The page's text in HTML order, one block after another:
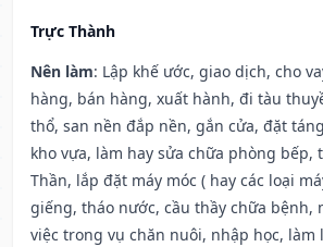
Trực Thành
Nên làm: Lập khế ước, giao dịch, cho
hàng, bán hàng, xuất hành, đi tàu
thổ, san nền đắp nền, gắn cửa, đặt
kho vựa, làm hay sửa chữa phòng bếp,
Thần, lắp đặt máy móc ( hay các loại
giếng, tháo nước, cầu thầy chữa bệnh,
việc trong vụ chăn nuôi, nhập học, làm